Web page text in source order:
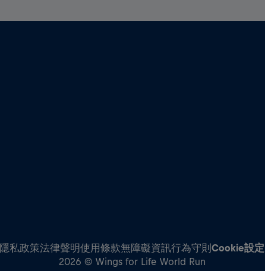
隱私政策法律聲明使用條款無障礙資訊行為守則 Cookie設定
2026 © Wings for Life World Run